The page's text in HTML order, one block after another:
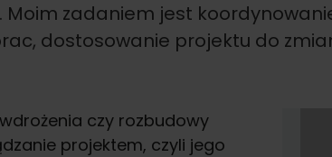
zadaniem jest
dostosowanie projektu do
czy rozbudowy
projektem, czyli jego